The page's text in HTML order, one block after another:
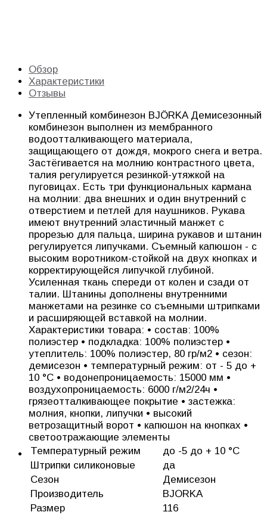
Обзор
Характеристики
Отзывы
Утепленный комбинезон BJÖRKA Демисезонный
комбинезон выполнен из мембранного
водоотталкивающего материала,
защищающего от дождя, мокрого снега и ветра.
Застёгивается на молнию контрастного цвета,
талия регулируется резинкой-утяжкой на
пуговицах. Есть три функциональных кармана
на молнии: два внешних и один внутренний с
отверстием и петлей для наушников. Рукава
имеют внутренний эластичный манжет с
прорезью для пальца, ширина рукавов и штанин
регулируется липучками. Съемный капюшон - с
высоким воротником-стойкой на двух кнопках и
корректирующейся липучкой глубиной.
Усиленная ткань спереди от колен и сзади от
талии. Штанины дополнены внутренними
манжетами на резинке со съемными штрипками
и расширяющей вставкой на молнии.
Характеристики товара: • состав: 100%
полиэстер • подкладка: 100% полиэстер •
утеплитель: 100% полиэстер, 80 гр/м2 • сезон:
демисезон • температурный режим: от - 5 до +
10 °C • водонепроницаемость: 15000 мм •
воздухопроницаемость: 6000 г/м2/24ч •
грязеотталкивающее покрытие • застежка:
молния, кнопки, липучки • высокий
ветрозащитный ворот • капюшон на кнопках •
светоотражающие элементы
Температурный режим
до -5 до + 10 °C
Штрипки силиконовые
да
Сезон
Демисезон
Производитель
BJORKA
Размер
116